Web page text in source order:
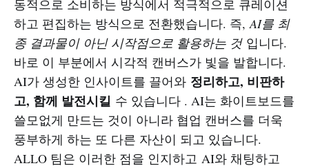
동적으로 소비하는 방식에서 적극적으로 큐레이션
하고 편집하는 방식으로 전환했습니다. 즉,AI를 최
종 결과물이 아닌 시작점으로 활용하는 것입니다.
바로 이 부분에서 시각적 캔버스가 빛을 발합니다.
AI가 생성한 인사이트를 끌어와 정리하고, 비판하
고, 함께 발전시킬 수 있습니다 . AI는 화이트보드를
쓸모없게 만드는 것이 아니라 협업 캔버스를 더욱
풍부하게 하는 또 다른 자산이 되고 있습니다.
ALLO 팀은 이러한 점을 인지하고 AI와 채팅하고